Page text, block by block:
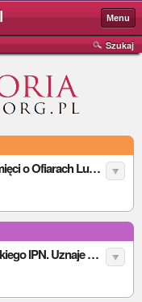
Menu
Szukaj
Obchody Narodowego Dnia Pamięci o Ofiarach Ludobójstwa na Wołyniu w Domostawie z patronatem Nawrockiego
Alfiorow nowym szefem ukraińskiego IPN. Uznaje Szuchewycza za bohatera narodowego